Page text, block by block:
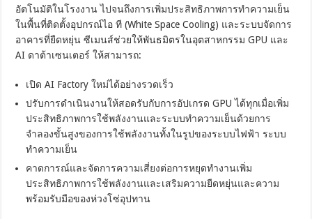
อัตโนมัติในโรงงาน ไปจนถึงการเพิ่มประสิทธิภาพการทำความเย็น
ในพื้นที่ติดตั้งอุปกรณ์ไอ ที (White Space Cooling) และระบบจัดการ
อาคารที่ยืดหยุ่น ซีเมนส์ช่วยให้พันธมิตรในอุตสาหกรรม GPU และ
AI ดาต้าเซนเตอร์ ให้สามารถ:
เปิด AI Factory ใหม่ได้อย่างรวดเร็ว
ปรับการดำเนินงานให้สอดรับกับการอัปเกรด GPU ได้ทุกเมื่อเพิ่ม
ประสิทธิภาพการใช้พลังงานและระบบทำความเย็นด้วยการ
จำลองขั้นสูงของการใช้พลังงานทั้งในรูปของระบบไฟฟ้า ระบบ
ทำความเย็น
คาดการณ์และจัดการความเสี่ยงต่อการหยุดทำงานเพิ่ม
ประสิทธิภาพการใช้พลังงานและเสริมความยืดหยุ่นและความ
พร้อมรับมือของห่วงโซ่อุปทาน